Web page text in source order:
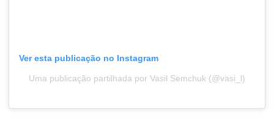
Ver esta publicação no Instagram
Uma publicação partilhada por Vasil Semchuk (@vasi_l)